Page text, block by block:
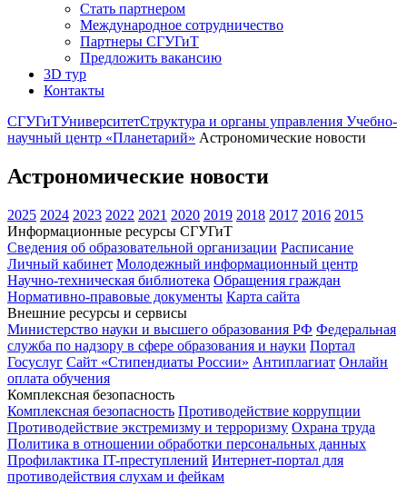
Стать партнером
Международное сотрудничество
Партнеры СГУГиТ
Предложить вакансию
3D тур
Контакты
СГУГиТУниверситетСтруктура и органы управления Учебно-
научный центр «Планетарий» Астрономические новости
Астрономические новости
2025 2024 2023 2022 2021 2020 2019 2018 2017 2016 2015
Информационные ресурсы СГУГиТ
Сведения об образовательной организации Расписание
Личный кабинет Молодежный информационный центр
Научно-техническая библиотека Обращения граждан
Нормативно-правовые документы Карта сайта
Внешние ресурсы и сервисы
Министерство науки и высшего образования РФ Федеральная
служба по надзору в сфере образования и науки Портал
Госуслуг Сайт «Стипендиаты России» Антиплагиат Онлайн
оплата обучения
Комплексная безопасность
Комплексная безопасность Противодействие коррупции
Противодействие экстремизму и терроризму Охрана труда
Политика в отношении обработки персональных данных
Профилактика IT-преступлений Интернет-портал для
противодействия слухам и фейкам